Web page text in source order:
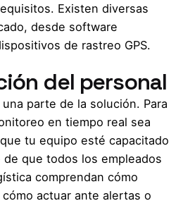
Existen diversas
desde software
de rastreo GPS.
del personal
parte de la solución. Para
en tiempo real sea
tu equipo esté capacitado
que todos los empleados
comprendan cómo
actuar ante alertas o